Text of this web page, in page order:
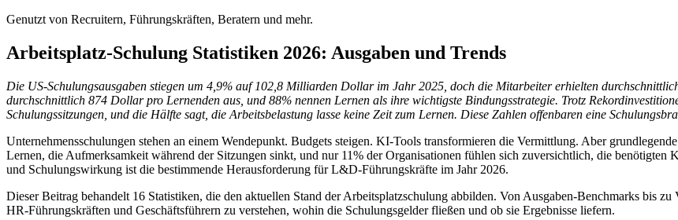
Genutzt von Recruitern, Führungskräften, Beratern und mehr.
Arbeitsplatz-Schulung Statistiken 2026: Ausgaben und Trends
Die US-Schulungsausgaben stiegen um 4,9% auf 102,8 Milliarden Dollar im Jahr 2025, doch die Mitarbeiter erhielten
durchschnittlich 874 Dollar pro Lernenden aus, und 88% nennen Lernen als ihre wichtigste Bindungsstrategie. Trotz
Schulungssitzungen, und die Hälfte sagt, die Arbeitsbelastung lasse keine Zeit zum Lernen. Diese Zahlen offenbaren eine
Unternehmensschulungen stehen an einem Wendepunkt. Budgets steigen. KI-Tools transformieren die Vermittlung. Aber
Lernen, die Aufmerksamkeit während der Sitzungen sinkt, und nur 11% der Organisationen fühlen sich zuversichtlich, die
und Schulungswirkung ist die bestimmende Herausforderung für L&D-Führungskräfte im Jahr 2026.
Dieser Beitrag behandelt 16 Statistiken, die den aktuellen Stand der Arbeitsplatzschulung abbilden. Von Ausgaben-Benchmarks bis
HR-Führungskräften und Geschäftsführern zu verstehen, wohin die Schulungsgelder fließen und ob sie Ergebnisse liefern.